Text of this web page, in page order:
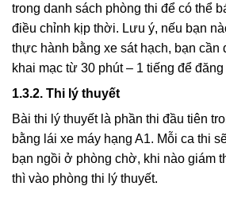
trong danh sách phòng thi để có thể
điều chỉnh kịp thời. Lưu ý, nếu bạn
thực hành bằng xe sát hạch, bạn
khai mạc từ 30 phút – 1 tiếng để
1.3.2. Thi lý thuyết
Bài thi lý thuyết là phần thi đầu tiên
bằng lái xe máy hạng A1. Mỗi ca thi
bạn ngồi ở phòng chờ, khi nào giám
thì vào phòng thi lý thuyết.